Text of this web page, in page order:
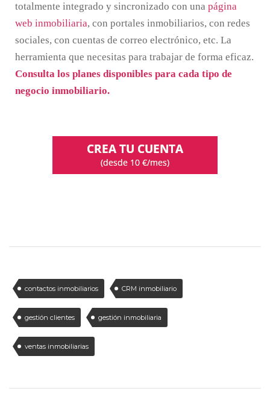
totalmente integrado y sincronizado con una página
web inmobiliaria, con portales inmobiliarios, con redes
sociales, con cuentas de correo electrónico, etc. La
herramienta que necesitas para trabajar de forma eficaz.
Consulta los planes disponibles para cada tipo de
negocio inmobiliario.
contactos inmobiliarios CRM inmobiliario
gestión clientes gestión inmobiliaria
ventas inmobiliarias